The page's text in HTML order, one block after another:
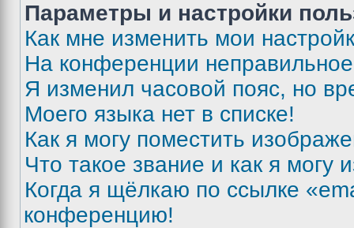
Параметры и настройки
Как мне изменить мои
На конференции
Я изменил часовой пояс, но
Моего языка нет в списке!
Как я могу поместить
Что такое звание и как я могу
Когда я щёлкаю по ссылке
конференцию!